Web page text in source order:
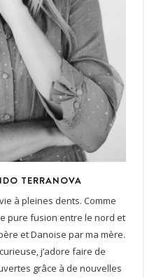
TERRANOVA
à pleines dents. Comme
pure fusion entre le nord et
et Danoise par ma mère.
j’adore faire de
grâce à de nouvelles